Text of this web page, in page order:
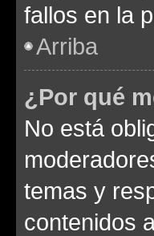
fallos en la
Arriba
¿Por qué
No está
temas y
contenidos